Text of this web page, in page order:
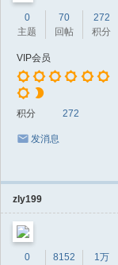
0
主题
70
回帖
272
积分
VIP会员
积分 272
发消息
zly199
0
8152
1万